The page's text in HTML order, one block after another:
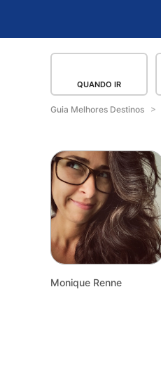
QUANDO IR
Guia Melhores Destinos
Monique Renne